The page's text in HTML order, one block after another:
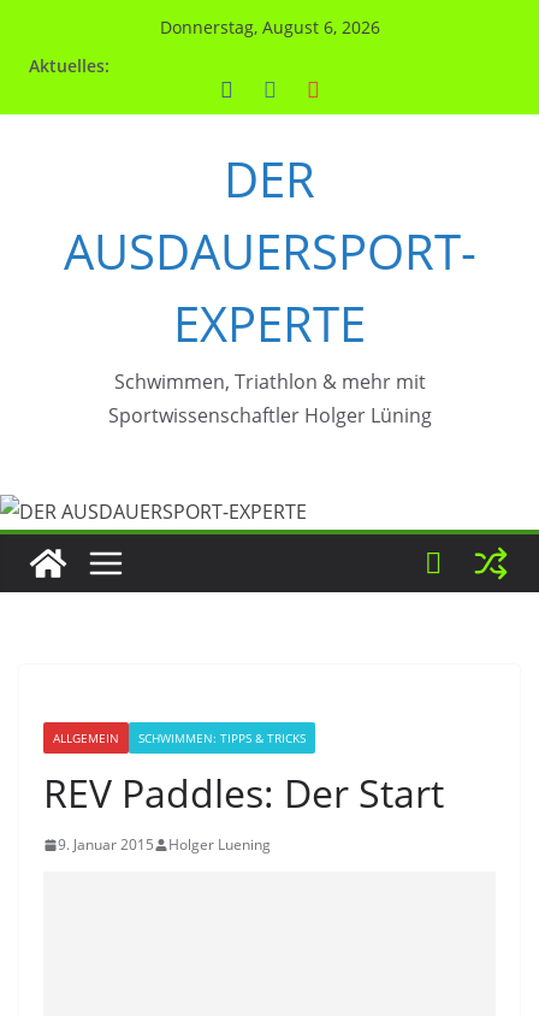
Donnerstag, August 6, 2026
Aktuelles:
DER
AUSDAUERSPORT-
EXPERTE
Schwimmen, Triathlon & mehr mit
Sportwissenschaftler Holger Lüning
ALLGEMEIN SCHWIMMEN: TIPPS & TRICKS
REV Paddles: Der Start
9. Januar 2015 Holger Luening